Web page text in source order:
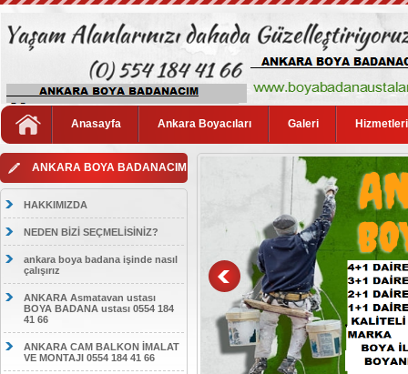
Anasayfa Ankara Boyacıları Galeri
ANKARA BOYA BADANACIM
HAKKIMIZDA
NEDEN BİZİ SEÇMELİSİNİZ?
ankara boya badana işinde nasıl
çalışırız
ANKARA Asmatavan ustası
BOYA BADANA ustası 0554 184
41 66
ANKARA CAM BALKON İMALAT
VE MONTAJI 0554 184 41 66